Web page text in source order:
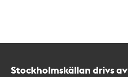
Stockholmskällan drivs av